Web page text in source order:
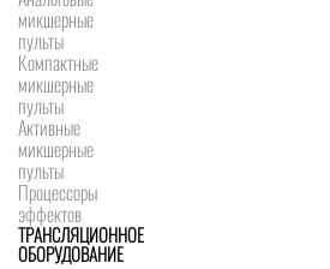
микшерные
пульты
Компактные
микшерные
пульты
Активные
микшерные
пульты
Процессоры
эффектов
ТРАНСЛЯЦИОННОЕ
ОБОРУДОВАНИЕ